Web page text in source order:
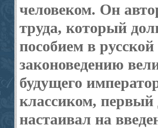
человеком. Он
труда, который
пособием в
законоведению
будущего
классиком, первый
настаивал на